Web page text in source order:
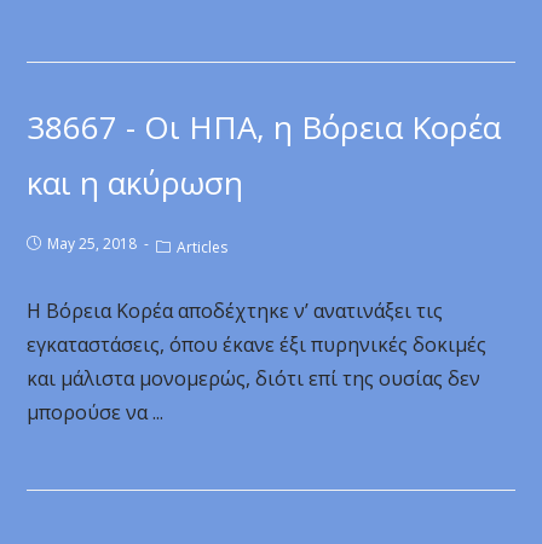
38667 - Οι ΗΠΑ, η Βόρεια Κορέα
και η ακύρωση
May 25, 2018 Articles
Η Βόρεια Κορέα αποδέχτηκε ν’ ανατινάξει τις
εγκαταστάσεις, όπου έκανε έξι πυρηνικές δοκιμές
και μάλιστα μονομερώς, διότι επί της ουσίας δεν
μπορούσε να ...